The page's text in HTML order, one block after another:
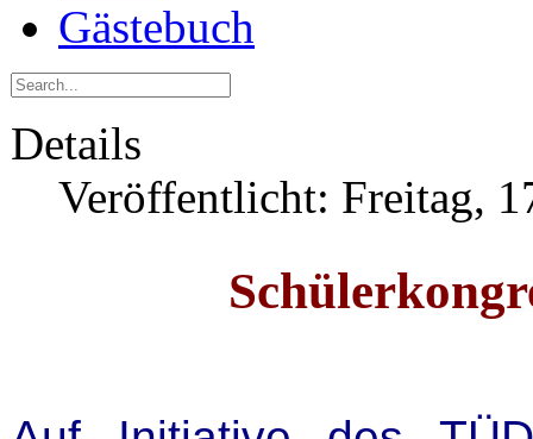
Gästebuch
Details
Veröffentlicht: Freitag,